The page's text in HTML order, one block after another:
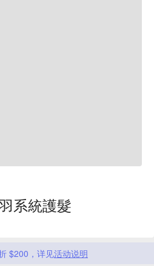
系統護髮
$200，详见活动说明